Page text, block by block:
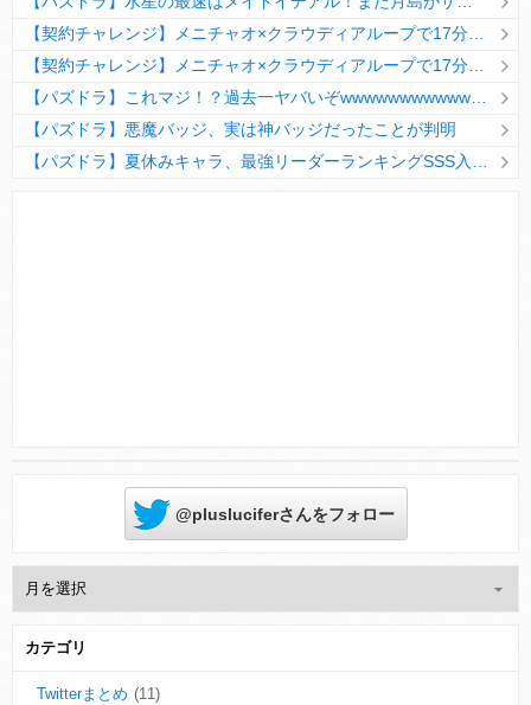
【パズドラ】悪魔バッジ、実は神バッジだったことが判明
@plusluciferさんをフォロー
カテゴリ
Twitterまとめ (11)